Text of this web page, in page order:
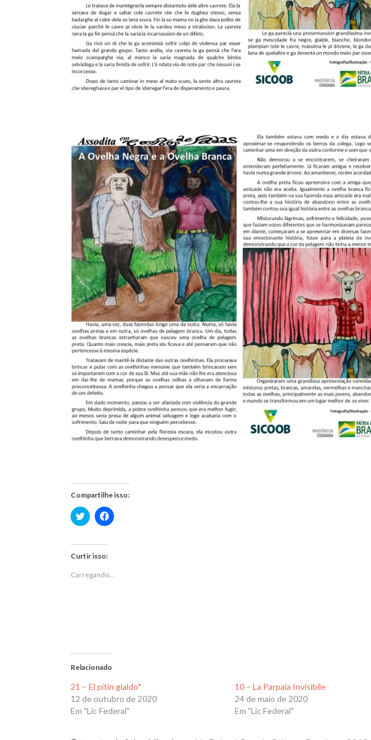
Compartilhe isso:
Clique
para
Twitter(abre
em
nova
janela)
Clique
para
Curtir isso:
Carregando...
Relacionado
21 – El pitin gialdo*
12 de outubro de 2020
Em "Lic Federal"
10 – La Parpaia Invisìbile
24 de maio de 2020
Em "Lic Federal"